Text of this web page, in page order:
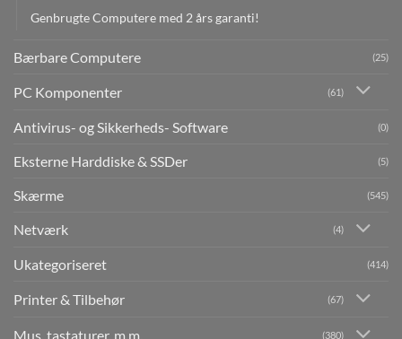
Genbrugte Computere med 2 års garanti!
Bærbare Computere (25)
PC Komponenter (61)
Antivirus- og Sikkerheds- Software (0)
Eksterne Harddiske & SSDer (5)
Skærme (545)
Netværk (4)
Ukategoriseret (414)
Printer & Tilbehør (67)
Mus, tastaturer, m.m. (380)